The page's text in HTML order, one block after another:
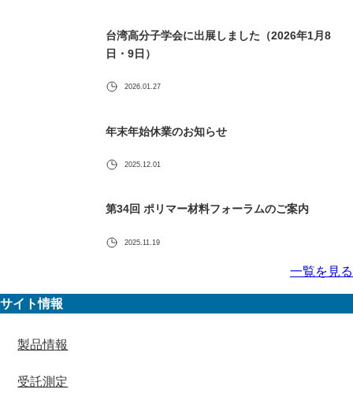
台湾高分子学会に出展しました（2026年1月8
日・9日）
2026.01.27
年末年始休業のお知らせ
2025.12.01
第34回 ポリマー材料フォーラムのご案内
2025.11.19
一覧を見る
サイト情報
製品情報
受託測定